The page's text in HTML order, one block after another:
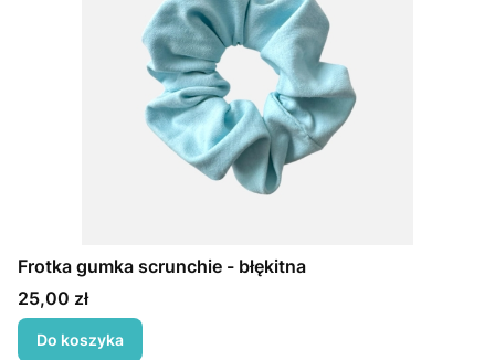
Frotka gumka scrunchie - błękitna
Cena
25,00 zł
Do koszyka